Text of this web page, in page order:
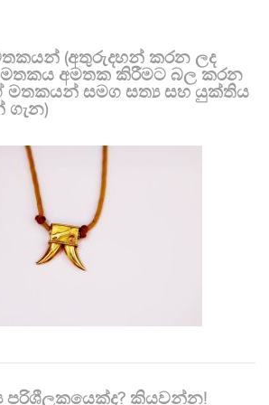
(අතුරුදහන් කරන ලද
අමතක කිරීමට බල කරන
මතකයන් සමග සත්‍ය සහ යුක්තිය
ගැන)
පරිශීලකයෙක්ද? කියවන්න!